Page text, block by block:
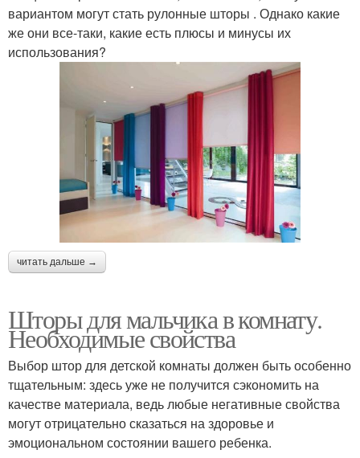
вариантом могут стать рулонные шторы . Однако какие
же они все-таки, какие есть плюсы и минусы их
использования?
читать дальше →
Шторы для мальчика в комнату.
Необходимые свойства
Выбор штор для детской комнаты должен быть особенно
тщательным: здесь уже не получится сэкономить на
качестве материала, ведь любые негативные свойства
могут отрицательно сказаться на здоровье и
эмоциональном состоянии вашего ребенка.